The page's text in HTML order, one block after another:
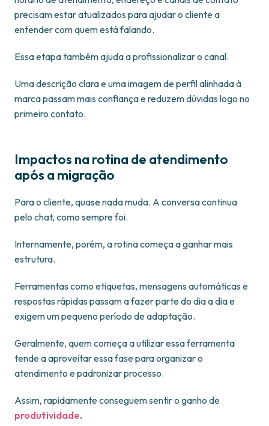
precisam estar atualizados para ajudar o cliente a
entender com quem está falando.
Essa etapa também ajuda a profissionalizar o canal.
Uma descrição clara e uma imagem de perfil alinhada à
marca passam mais confiança e reduzem dúvidas logo no
primeiro contato.
Impactos na rotina de atendimento
após a migração
Para o cliente, quase nada muda. A conversa continua
pelo chat, como sempre foi.
Internamente, porém, a rotina começa a ganhar mais
estrutura.
Ferramentas como etiquetas, mensagens automáticas e
respostas rápidas passam a fazer parte do dia a dia e
exigem um pequeno período de adaptação.
Geralmente, quem começa a utilizar essa ferramenta
tende a aproveitar essa fase para organizar o
atendimento e padronizar processo.
Assim, rapidamente conseguem sentir o ganho de
produtividade.